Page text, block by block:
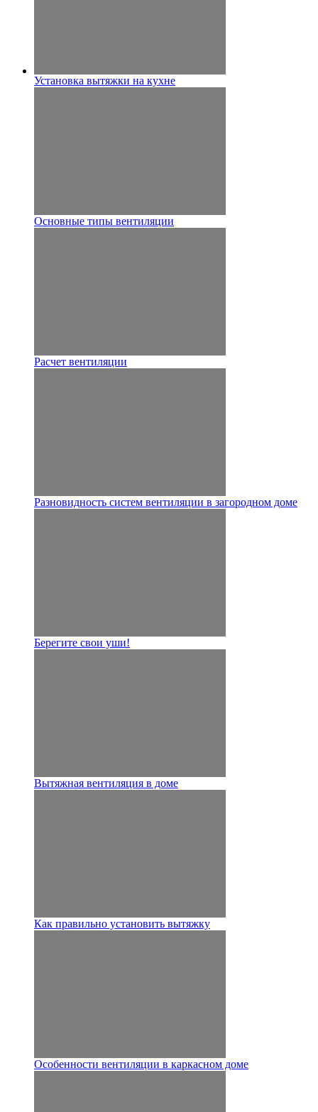
Установка вытяжки на кухне
Основные типы вентиляции
Расчет вентиляции
Разновидность систем вентиляции в загородном доме
Берегите свои уши!
Вытяжная вентиляция в доме
Как правильно установить вытяжку
Особенности вентиляции в каркасном доме